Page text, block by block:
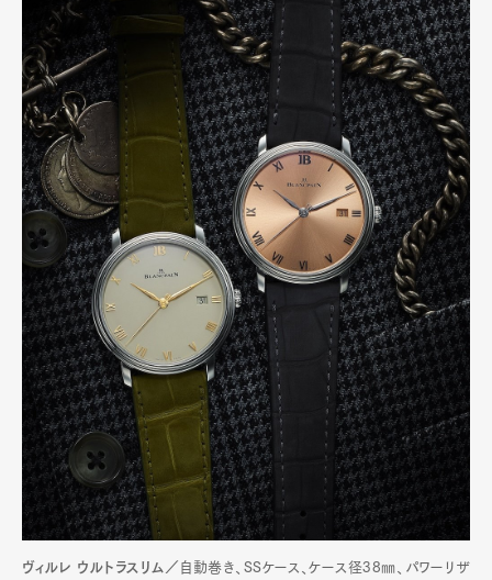
ヴィルレ ウルトラスリム／ 自動巻き、SSケース、ケース径38㎜、パワーリザ